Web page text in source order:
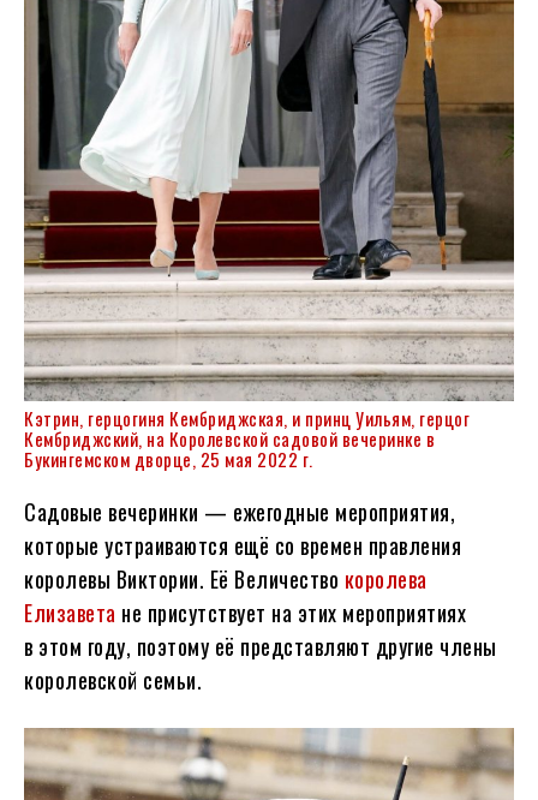
Кэтрин, герцогиня Кембриджская, и принц Уильям, герцог
Кембриджский, на Королевской садовой вечеринке в
Букингемском дворце, 25 мая 2022 г.
Садовые вечеринки — ежегодные мероприятия,
которые устраиваются ещё со времен правления
королевы Виктории. Её Величество королева
Елизавета не присутствует на этих мероприятиях
в этом году, поэтому её представляют другие члены
королевской семьи.